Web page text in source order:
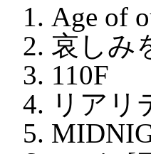
Age of
哀しみ
110F
リアリ